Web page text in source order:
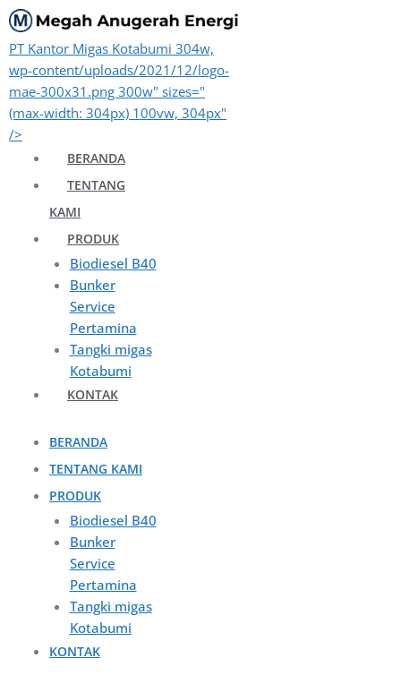
Langsung
ke
isiPT Kantor Migas Kotabumi 304w,
wp-content/uploads/2021/12/logo-
mae-300x31.png 300w" sizes="
(max-width: 304px) 100vw, 304px"
/>
BERANDA
TENTANG
KAMI
PRODUK
Biodiesel B40
Bunker
Service
Pertamina
Tangki migas
Kotabumi
KONTAK
BERANDA
TENTANG KAMI
PRODUK
Biodiesel B40
Bunker
Service
Pertamina
Tangki migas
Kotabumi
KONTAK